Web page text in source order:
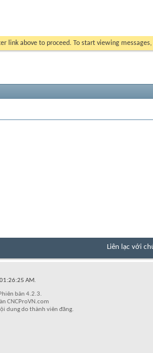
link above to proceed. To start viewing
Liên lạc với
01:26:25 AM.
bản 4.2.3.
CNCProVN.com
dung do thành viên đăng.